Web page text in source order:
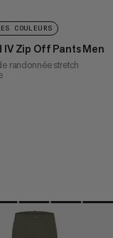
COULEURS
IV Zip Off Pants Men
randonnée stretch